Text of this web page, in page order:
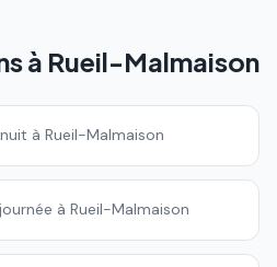
à Rueil-Malmaison
à Rueil-Malmaison
à Rueil-Malmaison